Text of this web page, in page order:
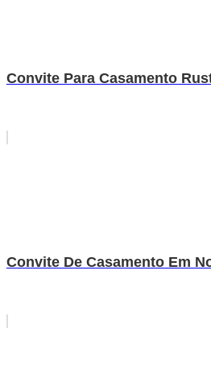
Convite Para Casamento
Convite De Casamento Em